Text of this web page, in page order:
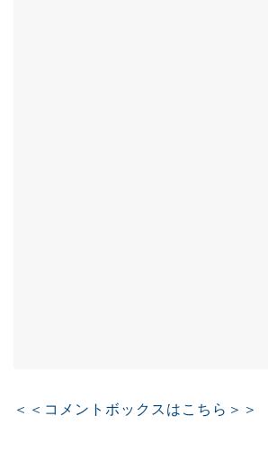
＜＜コメントボックスはこちら＞＞